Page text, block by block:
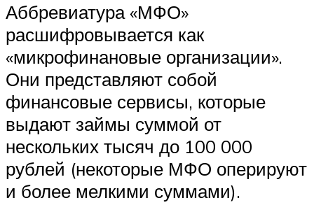
Аббревиатура «МФО»
расшифровывается как
«микрофинановые организации».
Они представляют собой
финансовые сервисы, которые
выдают займы суммой от
нескольких тысяч до 100 000
рублей (некоторые МФО оперируют
и более мелкими суммами).